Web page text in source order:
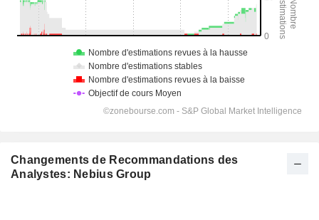
Changements de Recommandations des
Analystes: Nebius Group